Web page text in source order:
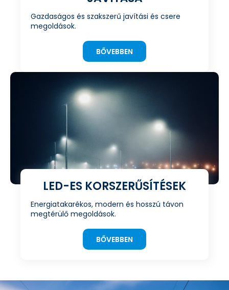
Gazdaságos és szakszerű javítási és csere
megoldások.
BŐVEBBEN
LED-ES KORSZERŰSÍTÉSEK
Energiatakarékos, modern és hosszú távon
megtérülő megoldások.
BŐVEBBEN